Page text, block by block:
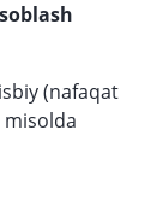
(nafaqat
misolda